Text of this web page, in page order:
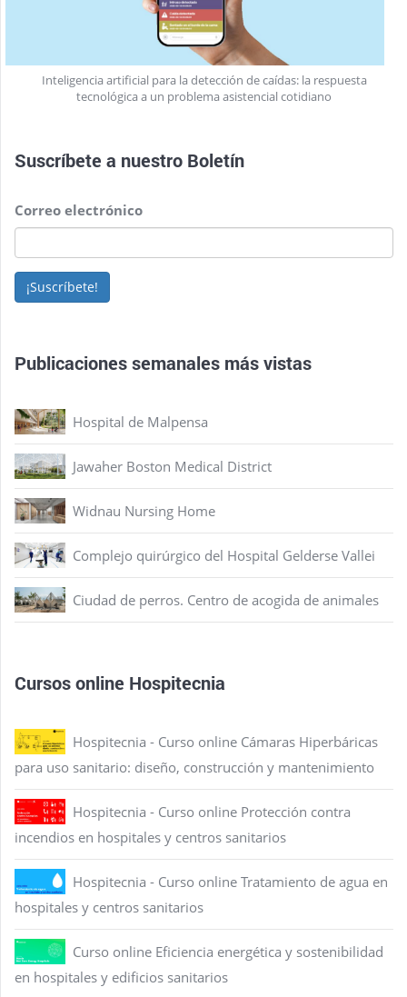
Inteligencia artificial para la detección de caídas: la respuesta
tecnológica a un problema asistencial cotidiano
Suscríbete a nuestro Boletín
Correo electrónico
¡Suscríbete!
Publicaciones semanales más vistas
Hospital de Malpensa
Jawaher Boston Medical District
Widnau Nursing Home
Complejo quirúrgico del Hospital Gelderse Vallei
Ciudad de perros. Centro de acogida de animales
Cursos online Hospitecnia
Hospitecnia - Curso online Cámaras Hiperbáricas
para uso sanitario: diseño, construcción y mantenimiento
Hospitecnia - Curso online Protección contra
incendios en hospitales y centros sanitarios
Hospitecnia - Curso online Tratamiento de agua en
hospitales y centros sanitarios
Curso online Eficiencia energética y sostenibilidad
en hospitales y edificios sanitarios